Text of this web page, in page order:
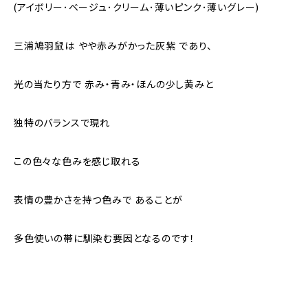
(アイボリー･ベージュ･クリーム･薄いピンク･薄いグレー)
三浦鳩羽鼠は やや赤みがかった灰紫 であり、
光の当たり方で 赤み・青み・ほんの少し黄みと
独特のバランスで現れ
この色々な色みを感じ取れる
表情の豊かさを持つ色みで あることが
多色使いの帯に馴染む要因となるのです！